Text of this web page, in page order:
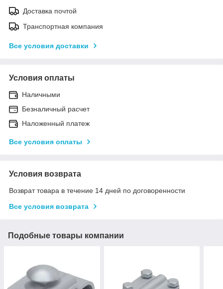
Доставка почтой
Транспортная компания
Все условия доставки
Условия оплаты
Наличными
Безналичный расчет
Наложенный платеж
Все условия оплаты
Условия возврата
Возврат товара в течение 14 дней по договоренности
Все условия возврата
Подобные товары компании